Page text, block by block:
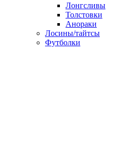
Лонгсливы
Толстовки
Анораки
Лосины/тайтсы
Футболки